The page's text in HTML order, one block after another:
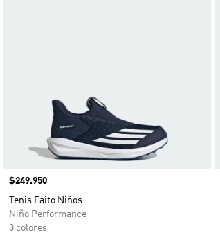
Precio
$249.950
Tenis Faito Niños
Niño Performance
3 colores